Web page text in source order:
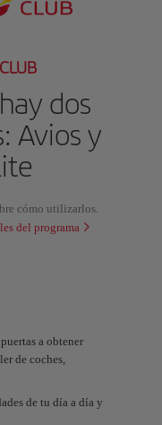
dos
Avios y
cómo utilizarlos.
del programa
a obtener
de coches,
de tu día a día y